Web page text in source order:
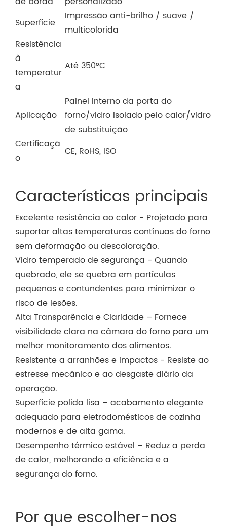
Superfície
Impressão anti-brilho / suave /
multicolorida
Resistência
à
temperatur
a
Até 350°C
Aplicação
Painel interno da porta do
forno/vidro isolado pelo calor/vidro
de substituição
Certificaçã
o
CE, RoHS, ISO
Características principais
Excelente resistência ao calor - Projetado para
suportar altas temperaturas contínuas do forno
sem deformação ou descoloração.
Vidro temperado de segurança - Quando
quebrado, ele se quebra em partículas
pequenas e contundentes para minimizar o
risco de lesões.
Alta Transparência e Claridade – Fornece
visibilidade clara na câmara do forno para um
melhor monitoramento dos alimentos.
Resistente a arranhões e impactos - Resiste ao
estresse mecânico e ao desgaste diário da
operação.
Superfície polida lisa – acabamento elegante
adequado para eletrodomésticos de cozinha
modernos e de alta gama.
Desempenho térmico estável – Reduz a perda
de calor, melhorando a eficiência e a
segurança do forno.
Por que escolher-nos